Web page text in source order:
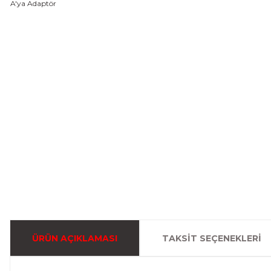
ÜRÜN AÇIKLAMASI TAKSIT SEÇENEKLERI